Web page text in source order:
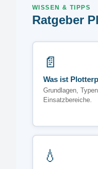
WISSEN & TIPPS
Ratgeber
📄
Was ist
Grundlagen,
Einsatzbereiche.
💧